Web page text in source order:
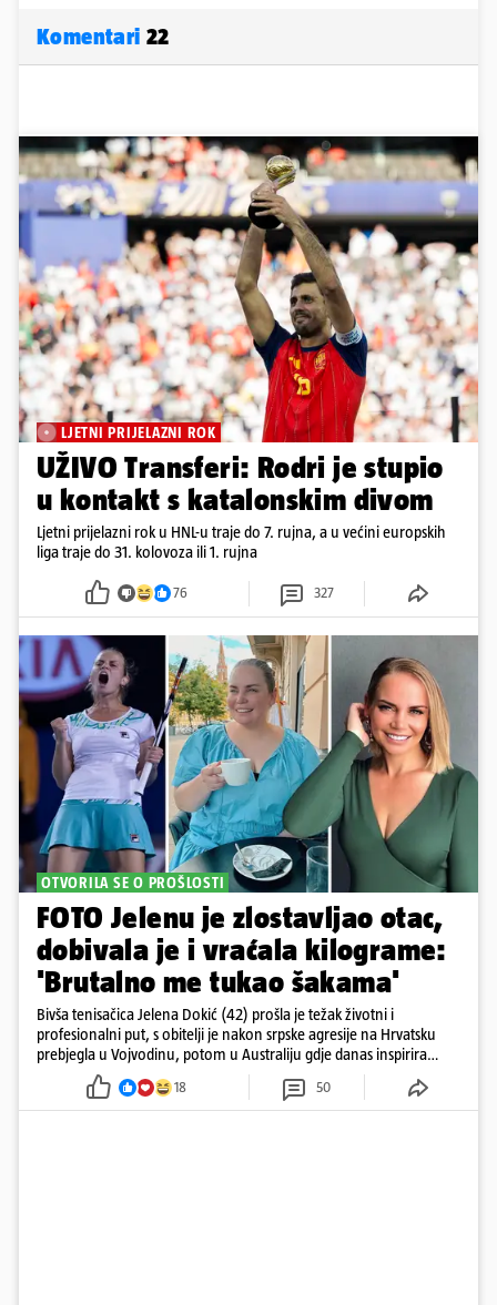
Komentari 22
LJETNI PRIJELAZNI ROK
UŽIVO Transferi: Rodri je stupio
u kontakt s katalonskim divom
Ljetni prijelazni rok u HNL-u traje do 7. rujna, a u većini europskih
liga traje do 31. kolovoza ili 1. rujna
76 327
OTVORILA SE O PROŠLOSTI
FOTO Jelenu je zlostavljao otac,
dobivala je i vraćala kilograme:
'Brutalno me tukao šakama'
Bivša tenisačica Jelena Dokić (42) prošla je težak životni i
profesionalni put, s obitelji je nakon srpske agresije na Hrvatsku
prebjegla u Vojvodinu, potom u Australiju gdje danas inspirira
18 50